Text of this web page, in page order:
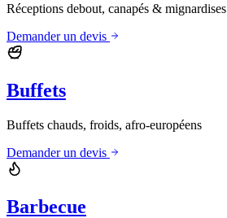
Réceptions debout, canapés & mignardises
Demander un devis
Buffets
Buffets chauds, froids, afro-européens
Demander un devis
Barbecue